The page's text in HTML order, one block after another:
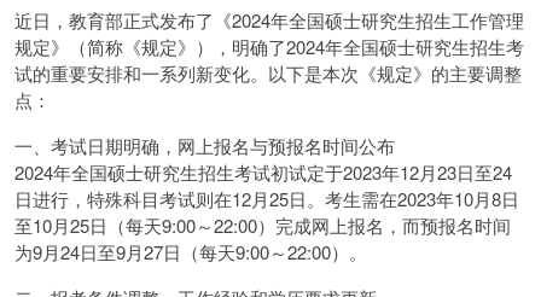
近日，教育部正式发布了《2024年全国硕士研究生招生工作管理
规定》（简称《规定》），明确了2024年全国硕士研究生招生考
试的重要安排和一系列新变化。以下是本次《规定》的主要调整
点：
一、考试日期明确，网上报名与预报名时间公布
2024年全国硕士研究生招生考试初试定于2023年12月23日至24
日进行，特殊科目考试则在12月25日。考生需在2023年10月8日
至10月25日（每天9:00～22:00）完成网上报名，而预报名时间
为9月24日至9月27日（每天9:00～22:00）。